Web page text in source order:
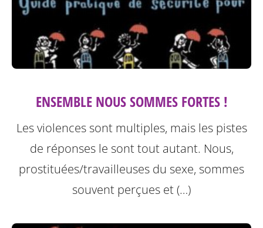
ENSEMBLE NOUS SOMMES FORTES !
Les violences sont multiples, mais les pistes
de réponses le sont tout autant. Nous,
prostituées/travailleuses du sexe, sommes
souvent perçues et (…)